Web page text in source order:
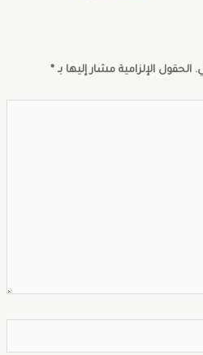
الحقول الإلزامية مشار إليها بـ *